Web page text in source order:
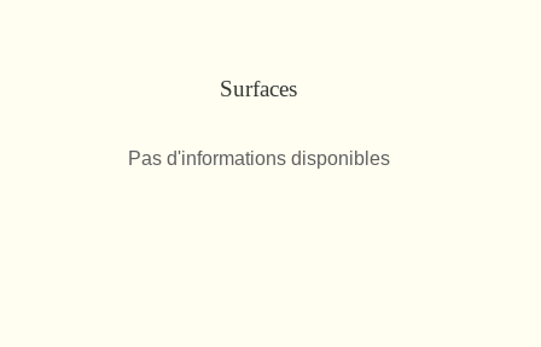
Surfaces
Pas d'informations disponibles